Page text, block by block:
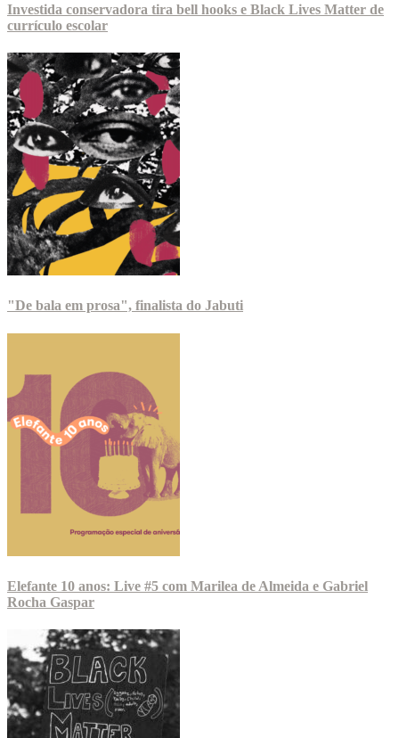
Investida conservadora tira bell hooks e Black Lives Matter de
currículo escolar
"De bala em prosa", finalista do Jabuti
Elefante 10 anos: Live #5 com Marilea de Almeida e Gabriel
Rocha Gaspar